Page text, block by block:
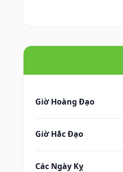
Giờ Hoàng Đạo
Giờ Hắc Đạo
Các Ngày Kỵ